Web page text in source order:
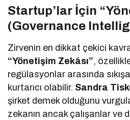
Startup’lar İçin
(Governance
Zirvenin en dikkat çekici
“Yönetişim Zekâsı”,
regülasyonlar arasında
kurtarıcı olabilir. Sandra
şirket demek olduğunu
zekanın ancak çalışanlar